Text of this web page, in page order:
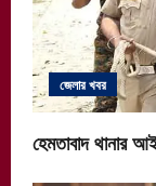
জেলার খবর
হেমতাবাদ থানার